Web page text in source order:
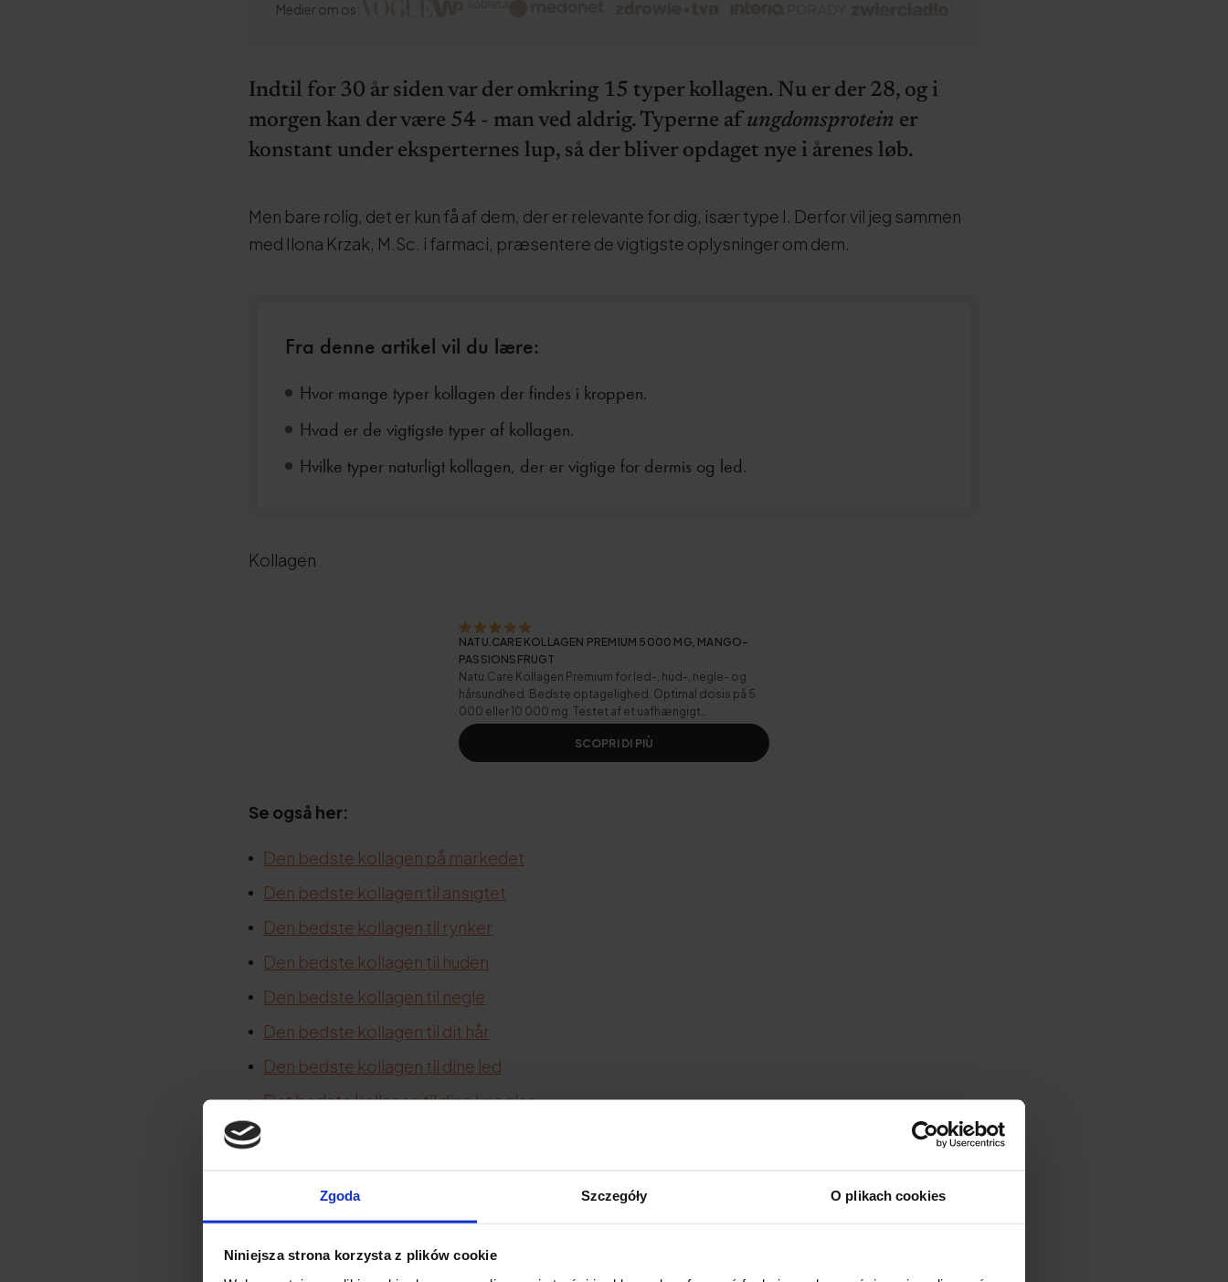
Zgoda Szczegóły O plikach cookies
Niniejsza strona korzysta z plików cookie
Medier om os:
Indtil for 30 år siden var der omkring 15 typer kollagen. Nu er der 28, og i
morgen kan der være 54 - man ved aldrig. Typerne af ungdomsprotein er
konstant under eksperternes lup, så der bliver opdaget nye i årenes løb.
Men bare rolig, det er kun få af dem, der er relevante for dig, især type I. Derfor vil jeg sammen
med Ilona Krzak, M.Sc. i farmaci, præsentere de vigtigste oplysninger om dem.
Fra denne artikel vil du lære:
Hvor mange typer kollagen der findes i kroppen.
Hvad er de vigtigste typer af kollagen.
Hvilke typer naturligt kollagen, der er vigtige for dermis og led.
Kollagen
NATU.CARE KOLLAGEN PREMIUM 5000 MG, MANGO-
PASSIONSFRUGT
Natu.Care Kollagen Premium for led-, hud-, negle- og
hårsundhed. Bedste optagelighed. Optimal dosis på 5
000 eller 10 000 mg. Testet af et uafhængigt
laboratorium.
SCOPRI DI PIÙ
Se også her:
Den bedste kollagen på markedet
Den bedste kollagen til ansigtet
Den bedste kollagen til rynker
Den bedste kollagen til huden
Den bedste kollagen til negle
Den bedste kollagen til dit hår
Den bedste kollagen til dine led
Det bedste kollagen til dine knogler
Det bedste kollagen til akne
Det bedste kollagen til ar